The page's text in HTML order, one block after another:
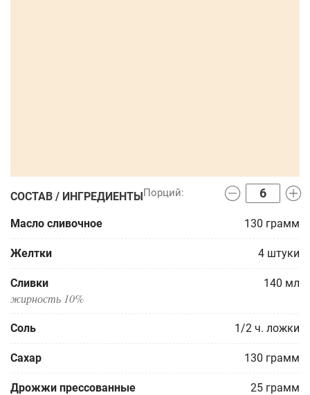
СОСТАВ / ИНГРЕДИЕНТЫ
Масло сливочное 130 грамм
Желтки 4 штуки
Сливки 140 мл
жирность 10%
Соль 1/2 ч. ложки
Сахар 130 грамм
Дрожжи прессованные 25 грамм